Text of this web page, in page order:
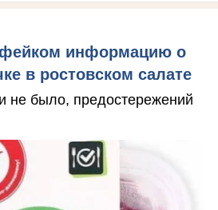
информацию о
в ростовском салате
не было, предостережений